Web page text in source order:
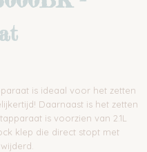
is ideaal voor het zetten
Daarnaast is het zetten
is voorzien van 2.1L
klep die direct stopt met